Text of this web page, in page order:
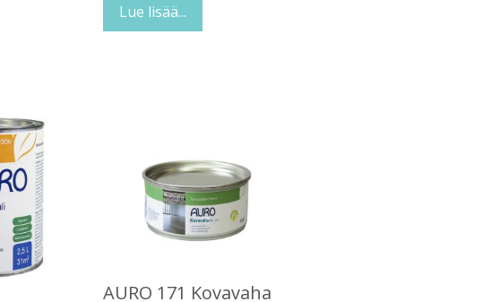
Lue lisää...
AURO 171 Kovavaha